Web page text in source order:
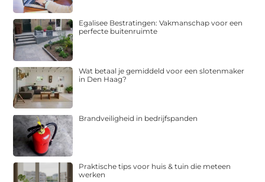
Egalisee Bestratingen: Vakmanschap voor een
perfecte buitenruimte
Wat betaal je gemiddeld voor een slotenmaker
in Den Haag?
Brandveiligheid in bedrijfspanden
Praktische tips voor huis & tuin die meteen
werken